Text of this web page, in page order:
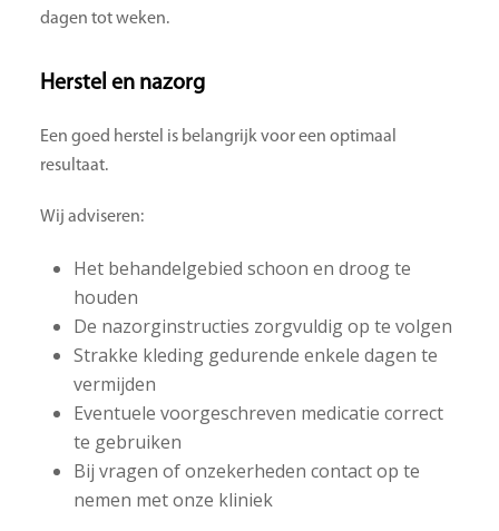
dagen tot weken.
Herstel en nazorg
Een goed herstel is belangrijk voor een optimaal
resultaat.
Wij adviseren:
Het behandelgebied schoon en droog te
houden
De nazorginstructies zorgvuldig op te volgen
Strakke kleding gedurende enkele dagen te
vermijden
Eventuele voorgeschreven medicatie correct
te gebruiken
Bij vragen of onzekerheden contact op te
nemen met onze kliniek